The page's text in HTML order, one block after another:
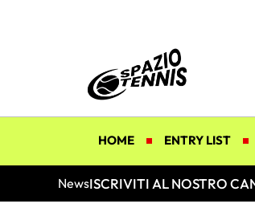
HOME ENTRY LIST
NewsISCRIVITI AL NOSTRO